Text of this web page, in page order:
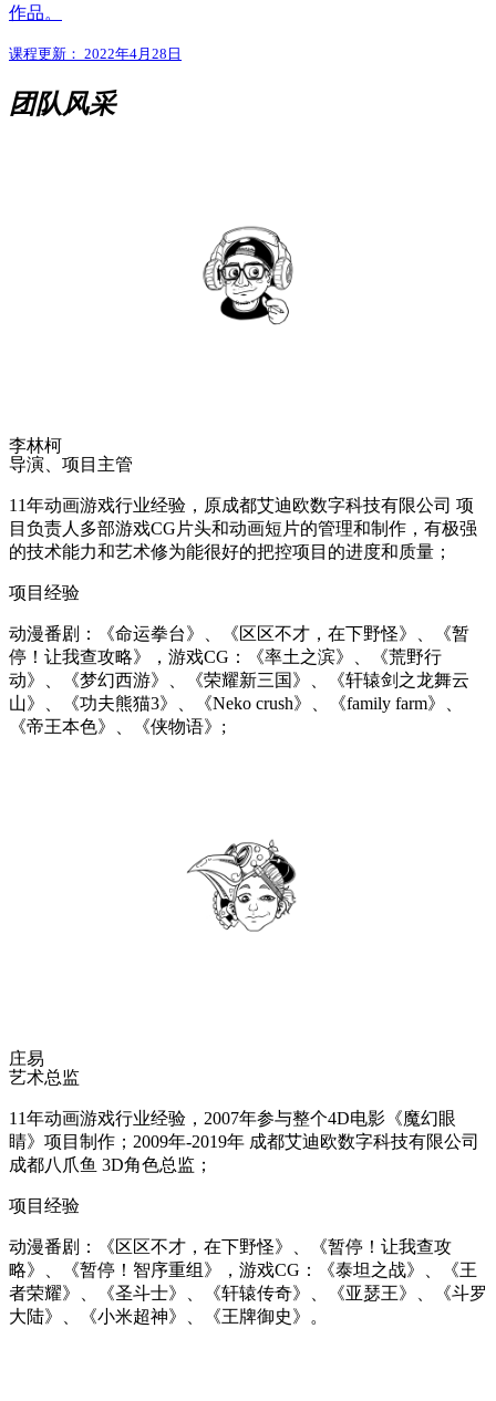
作品。
课程更新： 2022年4月28日
团队风采
李林柯
导演、项目主管
11年动画游戏行业经验，原成都艾迪欧数字科技有限公司 项
目负责人多部游戏CG片头和动画短片的管理和制作，有极强
的技术能力和艺术修为能很好的把控项目的进度和质量；
项目经验
动漫番剧：《命运拳台》、《区区不才，在下野怪》、《暂
停！让我查攻略》，游戏CG：《率土之滨》、《荒野行
动》、《梦幻西游》、《荣耀新三国》、《轩辕剑之龙舞云
山》、《功夫熊猫3》、《Neko crush》、《family farm》、
《帝王本色》、《侠物语》;
庄易
艺术总监
11年动画游戏行业经验，2007年参与整个4D电影《魔幻眼
睛》项目制作；2009年-2019年 成都艾迪欧数字科技有限公司
成都八爪鱼 3D角色总监；
项目经验
动漫番剧：《区区不才，在下野怪》、《暂停！让我查攻
略》、《暂停！智序重组》，游戏CG：《泰坦之战》、《王
者荣耀》、《圣斗士》、《轩辕传奇》、《亚瑟王》、《斗罗
大陆》、《小米超神》、《王牌御史》。